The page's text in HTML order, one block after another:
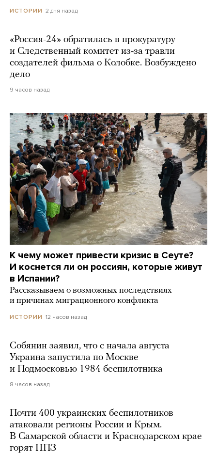
ИСТОРИИ 2 дня назад
«Россия-24» обратилась в прокуратуру
и Следственный комитет из-за травли
создателей фильма о Колобке. Возбуждено
дело
9 часов назад
К чему может привести кризис в Сеуте?
И коснется ли он россиян, которые живут
в Испании?
Рассказываем о возможных последствиях
и причинах миграционного конфликта
ИСТОРИИ 12 часов назад
Собянин заявил, что с начала августа
Украина запустила по Москве
и Подмосковью 1984 беспилотника
8 часов назад
Почти 400 украинских беспилотников
атаковали регионы России и Крым.
В Самарской области и Краснодарском крае
горят НПЗ